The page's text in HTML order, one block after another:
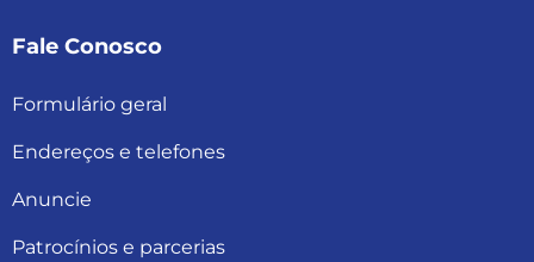
Fale Conosco
Formulário geral
Endereços e telefones
Anuncie
Patrocínios e parcerias